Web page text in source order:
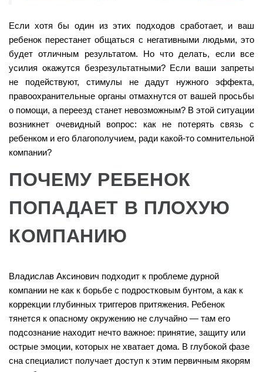
Если хотя бы один из этих подходов сработает, и ваш
ребенок перестанет общаться с негативными людьми, это
будет отличным результатом. Но что делать, если все
усилия окажутся безрезультатными? Если ваши запреты
не подействуют, стимулы не дадут нужного эффекта,
правоохранительные органы отмахнутся от вашей просьбы
о помощи, а переезд станет невозможным? В этой ситуации
возникнет очевидный вопрос: как не потерять связь с
ребенком и его благополучием, ради какой-то сомнительной
компании?
ПОЧЕМУ РЕБЕНОК
ПОПАДАЕТ В ПЛОХУЮ
КОМПАНИЮ
Владислав Аксинович подходит к проблеме дурной
компании не как к борьбе с подростковым бунтом, а как к
коррекции глубинных триггеров притяжения. Ребенок
тянется к опасному окружению не случайно — там его
подсознание находит нечто важное: принятие, защиту или
острые эмоции, которых не хватает дома. В глубокой фазе
сна специалист получает доступ к этим первичным якорям